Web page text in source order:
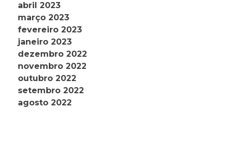
abril 2023
março 2023
fevereiro 2023
janeiro 2023
dezembro 2022
novembro 2022
outubro 2022
setembro 2022
agosto 2022